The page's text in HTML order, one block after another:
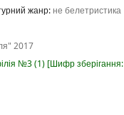
жанр:не белетристика
2017
№3(1) Шифр зберігання: